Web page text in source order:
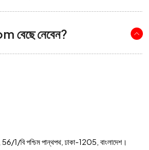
বেছে নেবেন?
56/1/বি পশ্চিম পান্থপথ, ঢাকা-1205, বাংলাদেশ।